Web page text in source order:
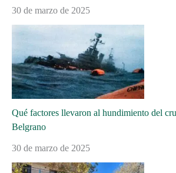
30 de marzo de 2025
Qué factores llevaron al hundimiento del
Belgrano
30 de marzo de 2025